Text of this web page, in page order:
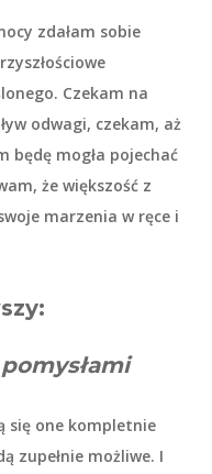
zdałam sobie
Czekam na
odwagi, czekam, aż
będę mogła pojechać
że większość z
marzenia w ręce i
się one kompletnie
zupełnie możliwe. I